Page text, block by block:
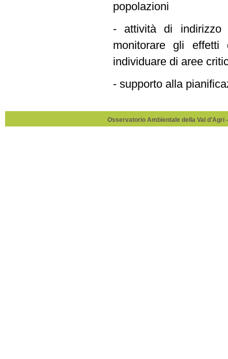
popolazioni
- attività di indirizzo
monitorare gli
individuare di aree
- supporto alla
Osservatorio Ambientale della Val d'Agri